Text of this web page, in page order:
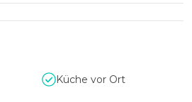
oder private Sause, das
eingeladen, hier können Sie
und werden vom Team
Küche vor Ort